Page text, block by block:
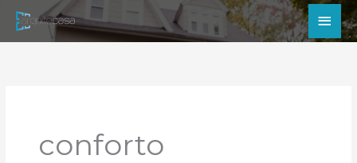
para
conforto